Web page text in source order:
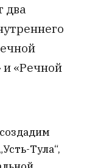
два
и «Речной
Тула“,